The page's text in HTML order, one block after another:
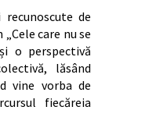
de
care nu se
o perspectivă
lăsând
vine vorba de
fiecăreia